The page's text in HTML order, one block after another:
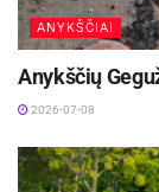
ANYKŠČIAI
Anykščių
2026-07-08